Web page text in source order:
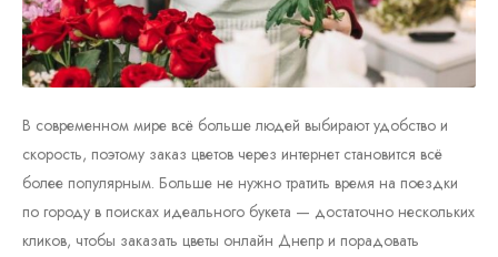
В современном мире всё больше людей выбирают удобство и
скорость, поэтому заказ цветов через интернет становится всё
более популярным. Больше не нужно тратить время на поездки
по городу в поисках идеального букета — достаточно нескольких
кликов, чтобы заказать цветы онлайн Днепр и порадовать